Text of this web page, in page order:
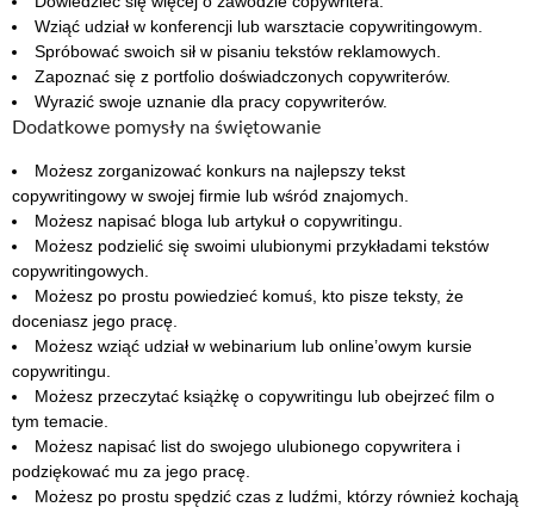
Wziąć udział w konferencji lub warsztacie copywritingowym.
Spróbować swoich sił w pisaniu tekstów reklamowych.
Zapoznać się z portfolio doświadczonych copywriterów.
Wyrazić swoje uznanie dla pracy copywriterów.
Dodatkowe pomysły na świętowanie
Możesz zorganizować konkurs na najlepszy tekst
copywritingowy w swojej firmie lub wśród znajomych.
Możesz napisać bloga lub artykuł o copywritingu.
Możesz podzielić się swoimi ulubionymi przykładami tekstów
copywritingowych.
Możesz po prostu powiedzieć komuś, kto pisze teksty, że
doceniasz jego pracę.
Możesz wziąć udział w webinarium lub online’owym kursie
copywritingu.
Możesz przeczytać książkę o copywritingu lub obejrzeć film o
tym temacie.
Możesz napisać list do swojego ulubionego copywritera i
podziękować mu za jego pracę.
Możesz po prostu spędzić czas z ludźmi, którzy również kochają